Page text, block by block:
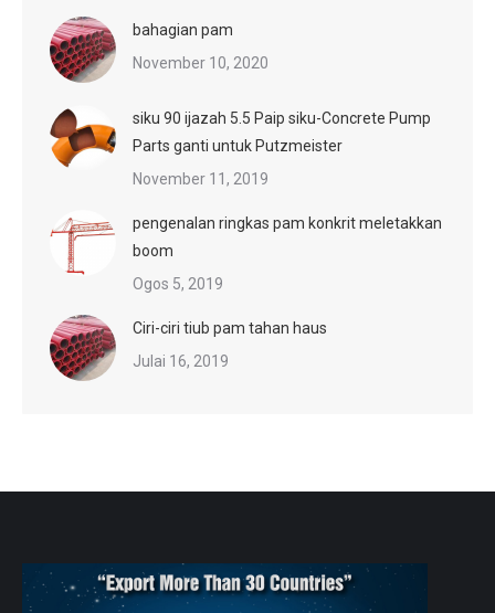
bahagian pam
November 10, 2020
siku 90 ijazah 5.5 Paip siku-Concrete Pump
Parts ganti untuk Putzmeister
November 11, 2019
pengenalan ringkas pam konkrit meletakkan
boom
Ogos 5, 2019
Ciri-ciri tiub pam tahan haus
Julai 16, 2019